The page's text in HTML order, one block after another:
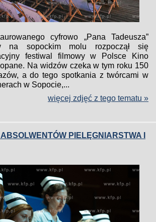
cyfrowo „Pana Tadeusza”
na sopockim molu rozpoczął się
festiwal filmowy w Polsce Kino
Na widzów czeka w tym roku 150
a do tego spotkania z twórcami w
w Sopocie,...
więcej zdjęć z tego tematu »
PIELĘGNIARSTWA I